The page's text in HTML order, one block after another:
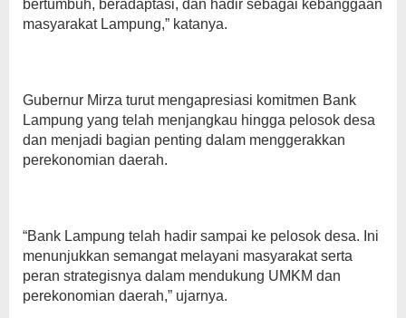
bertumbuh, beradaptasi, dan hadir sebagai kebanggaan
masyarakat Lampung,” katanya.
Gubernur Mirza turut mengapresiasi komitmen Bank
Lampung yang telah menjangkau hingga pelosok desa
dan menjadi bagian penting dalam menggerakkan
perekonomian daerah.
“Bank Lampung telah hadir sampai ke pelosok desa. Ini
menunjukkan semangat melayani masyarakat serta
peran strategisnya dalam mendukung UMKM dan
perekonomian daerah,” ujarnya.